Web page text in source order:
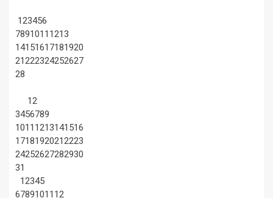
123456
7891011 1213
14151617181920
21222324252627
28
12
3456789
1011 1213141516
17181920212223
24252627282930
31
12345
67891011 12